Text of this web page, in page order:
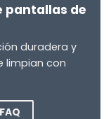
pantallas de
duradera y
limpian con